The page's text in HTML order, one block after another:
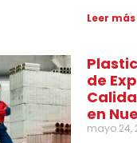
Leer más
de
en
mayo 24,